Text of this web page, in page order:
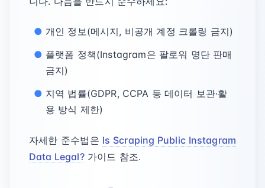
개인 정보(메시지, 비공개 계정 크롤링 금지)
플랫폼 정책(Instagram은 팔로워 명단 판매
금지)
지역 법률(GDPR, CCPA 등 데이터 보관·활
용 방식 제한)
자세한 준수법은 Is Scraping Public Instagram
Data Legal?가이드 참조.